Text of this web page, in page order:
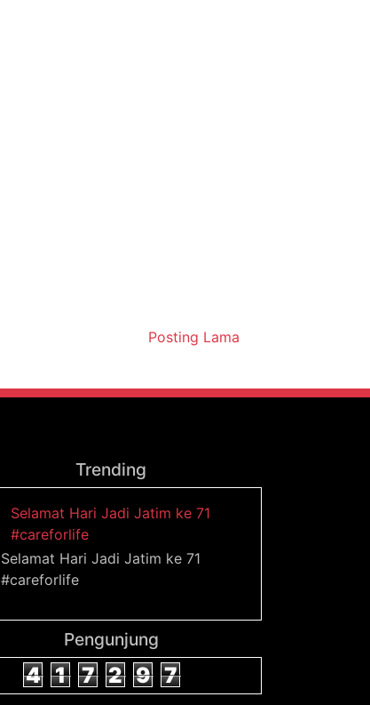
Posting Lama
Trending
Selamat Hari Jadi Jatim ke 71
#careforlife
Selamat Hari Jadi Jatim ke 71
#careforlife
Pengunjung
4 1 7 2 9 7